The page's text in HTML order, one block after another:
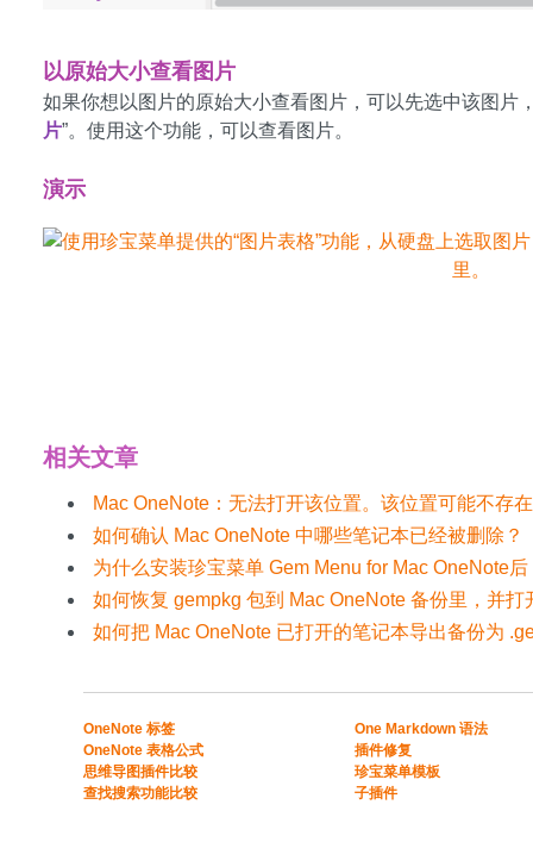
以原始大小查看图片
如果你想以图片的原始大小查看图片，可以先选中该图片
片”。使用这个功能，可以查看图片。
演示
相关文章
Mac OneNote：无法打开该位置。该位置可能不存
如何确认 Mac OneNote 中哪些笔记本已经被删除？
为什么安装珍宝菜单 Gem Menu for Mac OneNote
如何恢复 gempkg 包到 Mac OneNote 备份里，并打
如何把 Mac OneNote 已打开的笔记本导出备份为
​​OneNote 标签
OneNote 表格公式​
​思维导图插件比较​
​查找搜索功能比较​
One Markdown 语法
插件修复
珍宝菜单模板
子插件